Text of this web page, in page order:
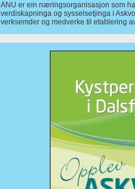
ANU er ein næringsorganisasjon som
verdiskapninga og sysselsetjinga i
verksemder og medverke til etablering